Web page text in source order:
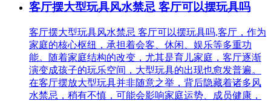
客厅摆大型玩具风水禁忌 客厅可以摆玩具吗
客厅摆大型玩具风水禁忌 客厅可以摆玩具吗,客厅，作为
家庭的核心枢纽，承担着会客、休闲、娱乐等多重功
能。随着家庭结构的改变，尤其是育儿家庭，客厅逐渐
演变成孩子的玩乐空间，大型玩具的出现也愈发普遍。
在客厅摆放大型玩具并非随意之举，背后隐藏着诸多风
水禁忌，稍有不慎，可能会影响家庭运势、成员健康，